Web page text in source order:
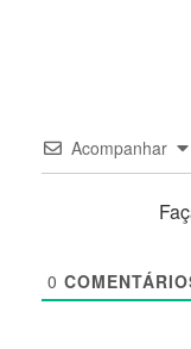
Acompanhar
0